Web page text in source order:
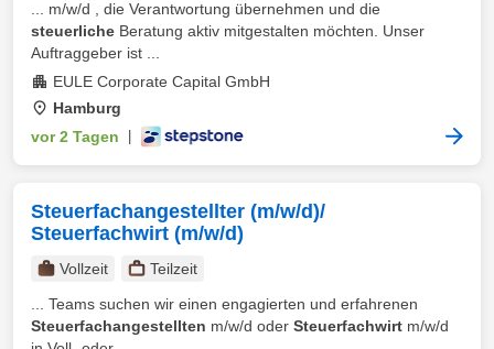
... m/w/d , die Verantwortung übernehmen und die
steuerliche Beratung aktiv mitgestalten möchten. Unser
Auftraggeber ist ...
EULE Corporate Capital GmbH
Hamburg
vor 2 Tagen
Steuerfachangestellter (m/w/d)/
Steuerfachwirt (m/w/d)
Vollzeit
Teilzeit
... Teams suchen wir einen engagierten und erfahrenen
Steuerfachangestellten m/w/d oder Steuerfachwirt m/w/d